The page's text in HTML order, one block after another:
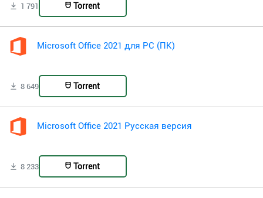
1 791 Torrent
Microsoft Office 2021 для PC (ПК)
8 649 Torrent
Microsoft Office 2021 Русская версия
8 233 Torrent